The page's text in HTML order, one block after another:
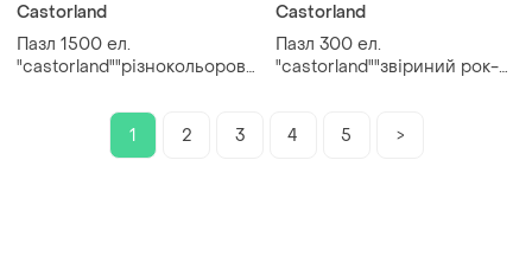
Castorland
Пазл 1500 ел.
"castorland""різнокольоровий
Castorland
Пазл 300 ел.
"castorland""звіриний рок-
1 2 3 4 5 >